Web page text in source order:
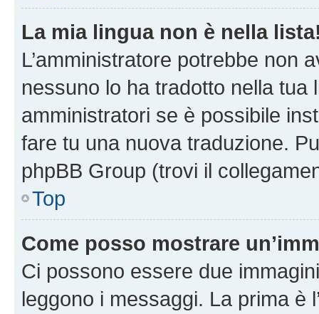
La mia lingua non è nella
L’amministratore potrebbe non
nessuno lo ha tradotto nella tua
amministratori se è possibile
fare tu una nuova traduzione.
phpBB Group (trovi il
Top
Come posso mostrare
Ci possono essere due
leggono i messaggi. La prima è